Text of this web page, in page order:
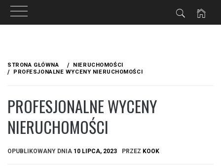
treści
STRONA GŁÓWNA
NIERUCHOMOŚCI
PROFESJONALNE WYCENY NIERUCHOMOŚCI
PROFESJONALNE WYCENY
NIERUCHOMOŚCI
OPUBLIKOWANY DNIA 10 LIPCA, 2023 PRZEZ KOOK